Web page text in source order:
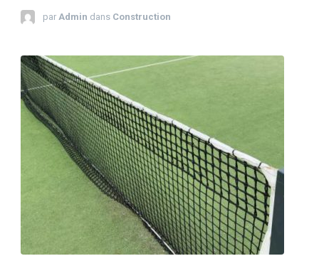
par Admin dans Construction